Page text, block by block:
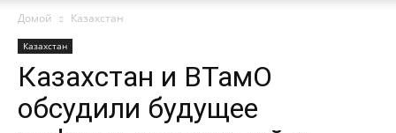
Домой Казахстан
Казахстан
Казахстан и ВТамО
обсудили будущее